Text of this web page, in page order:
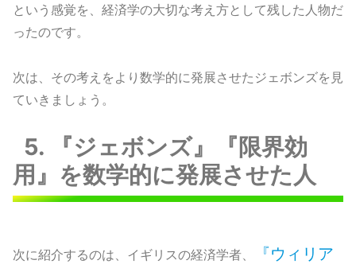
という感覚を、経済学の大切な考え方として残した人物だ
ったのです。
次は、その考えをより数学的に発展させたジェボンズを見
ていきましょう。
5. 『ジェボンズ』『限界効
用』を数学的に発展させた人
次に紹介するのは、イギリスの経済学者、
『ウィリア